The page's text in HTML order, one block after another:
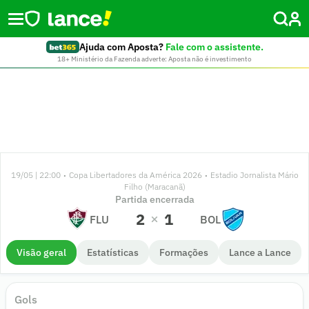
Ajuda com Aposta? Fale com o assistente.
18+ Ministério da Fazenda adverte: Aposta não é investimento
19/05 | 22:00 • Copa Libertadores da América 2026 • Estadio Jornalista Mário
Filho (Maracanã)
Partida encerrada
FLU 2 1 BOL
Visão geral Estatísticas Formações Lance a Lance
Gols